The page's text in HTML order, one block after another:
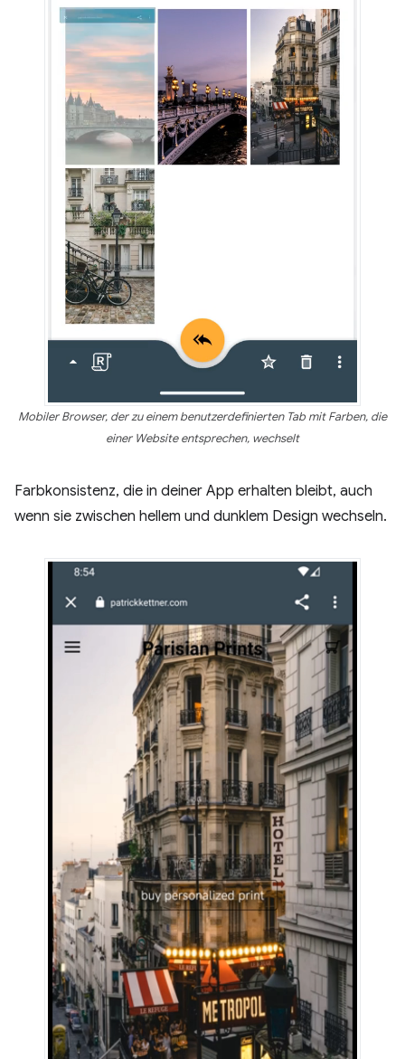
Mobiler Browser, der zu einem benutzerdefinierten Tab mit Farben, die
einer Website entsprechen, wechselt
Farbkonsistenz, die in deiner App erhalten bleibt, auch
wenn sie zwischen hellem und dunklem Design wechseln.